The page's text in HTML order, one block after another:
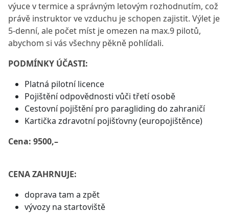
výuce v termice a správným letovým rozhodnutím, což
právě instruktor ve vzduchu je schopen zajistit. Výlet je
5-denní, ale počet míst je omezen na max.9 pilotů,
abychom si vás všechny pěkně pohlídali.
PODMÍNKY ÚČASTI:
Platná pilotní licence
Pojištění odpovědnosti vůči třetí osobě
Cestovní pojištění pro paragliding do zahraničí
Kartička zdravotní pojišťovny (europojištěnce)
Cena: 9500,–
CENA ZAHRNUJE:
doprava tam a zpět
vývozy na startoviště